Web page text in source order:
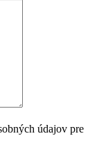
údajov pre